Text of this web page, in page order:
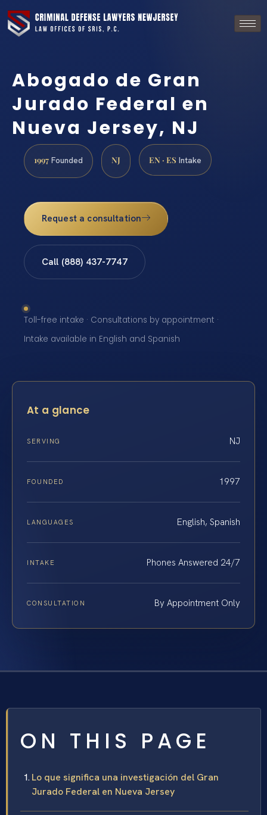
Abogado de Gran
Jurado Federal en
Nueva Jersey, NJ
1997 Founded NJ EN · ES Intake
Request a consultation
Call (888) 437-7747
Toll-free intake · Consultations by appointment ·
Intake available in English and Spanish
At a glance
SERVING NJ
FOUNDED 1997
LANGUAGES English, Spanish
INTAKE Phones Answered 24/7
CONSULTATION By Appointment Only
ON THIS PAGE
Lo que significa una investigación del Gran
Jurado Federal en Nueva Jersey